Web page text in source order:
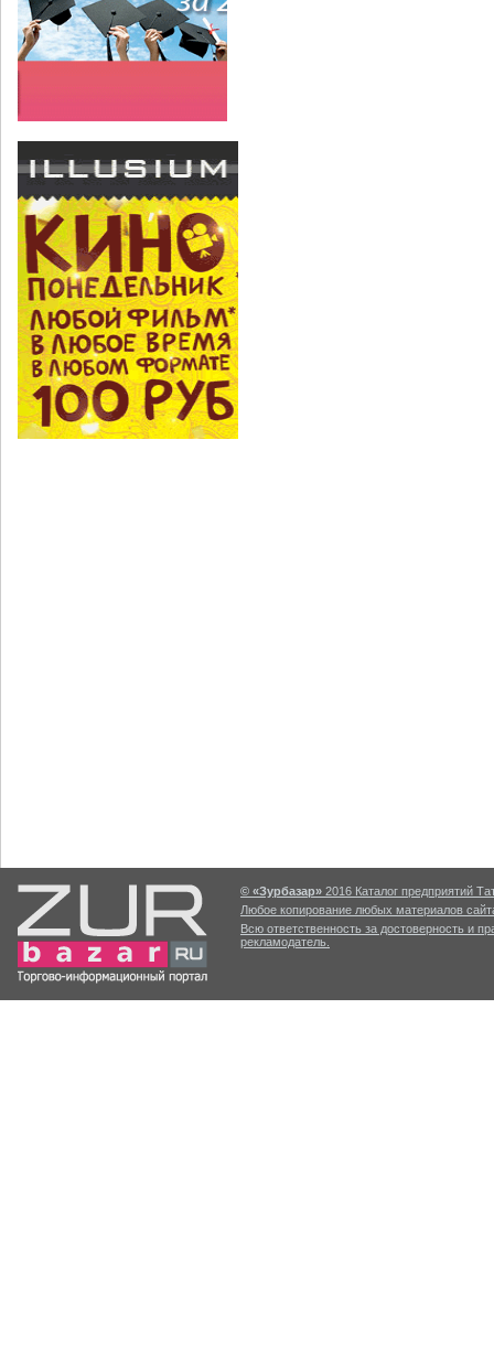
© «Зурбазар» 2016 Каталог предприятий
Любое копирование любых материалов
Всю ответственность за достоверность и
рекламодатель.